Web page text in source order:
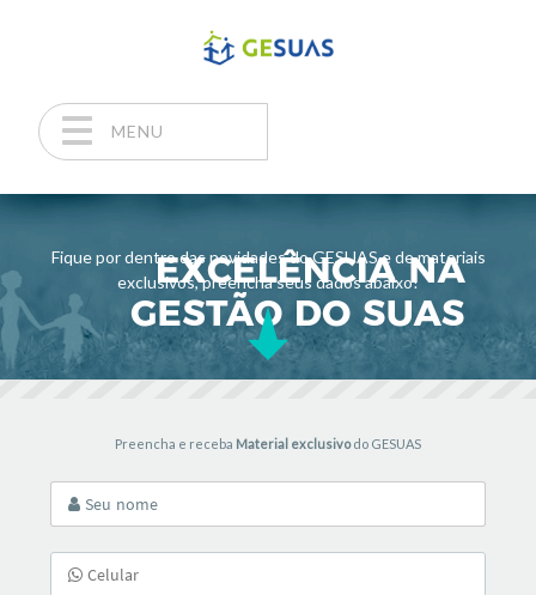
MENU
Fique por dentro das novidades do GESUAS e de materiais
exclusivos, preencha seus dados abaixo!
Preencha e receba Material exclusivodo GESUAS